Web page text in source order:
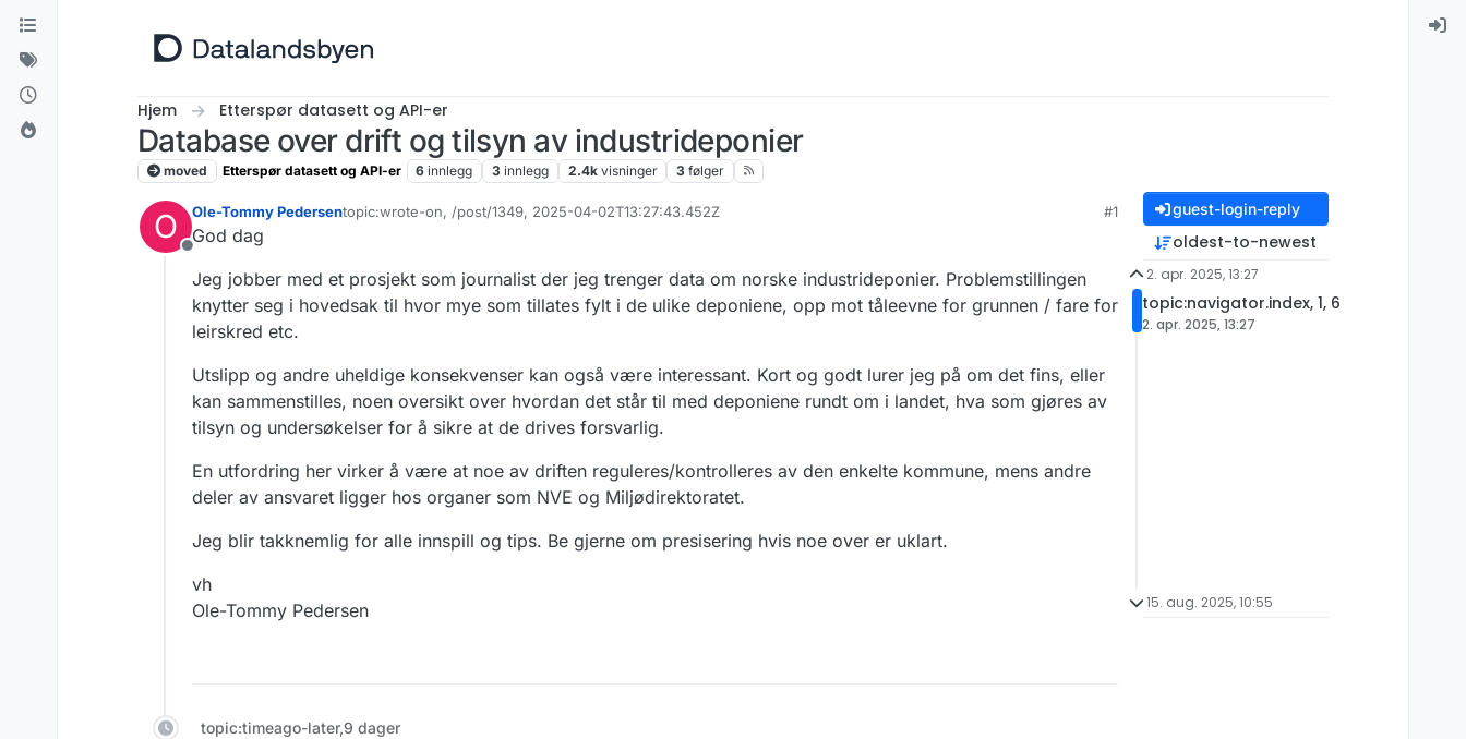
Hopp til innhold
Hjem Etterspør datasett og API-er
Database over drift og tilsyn av industrideponier
moved Etterspør datasett og API-er 6 innlegg 3 innlegg 2.4k visninger 3 følger
O
Frakoblet
Ole-Tommy Pedersentopic:wrote-on, /post/1349, 2025-04-02T13:27:43.452Z
Sist endret av
#1
God dag
Jeg jobber med et prosjekt som journalist der jeg trenger data om norske industrideponier. Problemstillingen
knytter seg i hovedsak til hvor mye som tillates fylt i de ulike deponiene, opp mot tåleevne for grunnen / fare for
leirskred etc.
Utslipp og andre uheldige konsekvenser kan også være interessant. Kort og godt lurer jeg på om det fins, eller
kan sammenstilles, noen oversikt over hvordan det står til med deponiene rundt om i landet, hva som gjøres av
tilsyn og undersøkelser for å sikre at de drives forsvarlig.
En utfordring her virker å være at noe av driften reguleres/kontrolleres av den enkelte kommune, mens andre
deler av ansvaret ligger hos organer som NVE og Miljødirektoratet.
Jeg blir takknemlig for alle innspill og tips. Be gjerne om presisering hvis noe over er uklart.
vh
Ole-Tommy Pedersen
topic:timeago-later,9 dager
guest-login-reply
oldest-to-newest
2. apr. 2025, 13:27
topic:navigator.index, 1, 6
2. apr. 2025, 13:27
15. aug. 2025, 10:55